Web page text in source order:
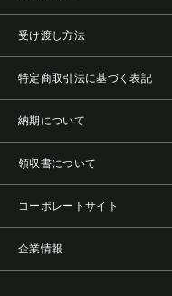
受け渡し方法
特定商取引法に基づく表記
納期について
領収書について
コーポレートサイト
企業情報